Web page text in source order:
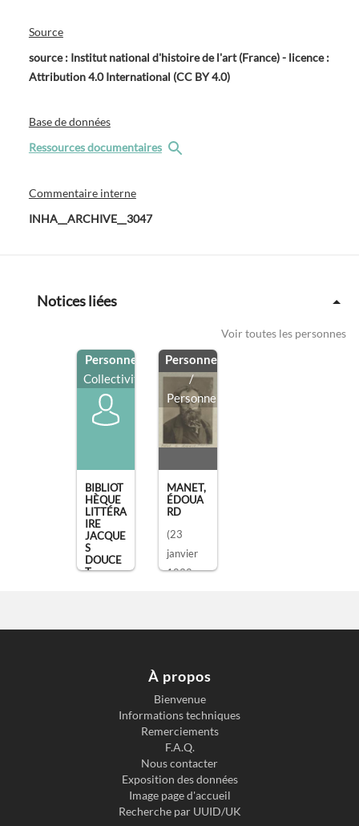
Source
source : Institut national d'histoire de l'art (France) - licence :
Attribution 4.0 International (CC BY 4.0)
Base de données
Ressources documentaires
Commentaire interne
INHA__ARCHIVE__3047
Notices liées
Voir toutes les personnes
Personne
Collectivité
BIBLIOT
HÈQUE
LITTÉRA
IRE
JACQUE
S
DOUCE
T
Personne
/
Personne
MANET,
ÉDOUA
RD
(23
janvier
1832 -
peintre
À propos
Bienvenue
Informations techniques
Remerciements
F.A.Q.
Nous contacter
Exposition des données
Image page d'accueil
Recherche par UUID/UK